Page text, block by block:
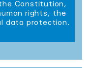
Constitution,
rights, the
data protection.